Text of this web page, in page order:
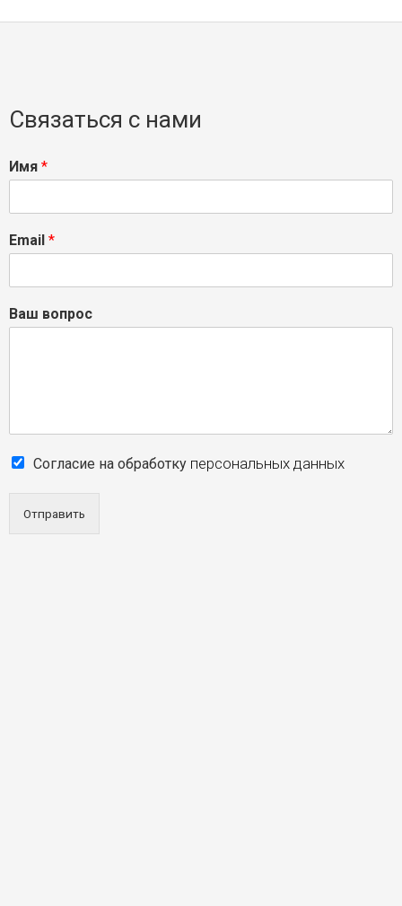
Связаться с нами
Имя *
Email *
Ваш вопрос
Согласие на обработку персональных данных
Отправить